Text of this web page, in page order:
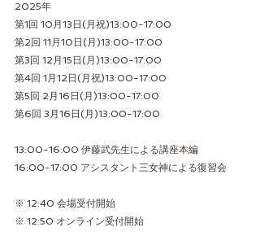
2025年
第1回 10月13日(月祝)13:00-17:00
第2回 11月10日(月)13:00-17:00
第3回 12月15日(月)13:00-17:00
第4回 1月12日(月祝)13:00-17:00
第5回 2月16日(月)13:00-17:00
第6回 3月16日(月)13:00-17:00
13:00-16:00 伊藤武先生による講座本編
16:00-17:00 アシスタント三女神による復習会
※ 12:40 会場受付開始
※ 12:50 オンライン受付開始